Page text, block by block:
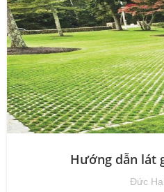
Hướng dẫn lát
Đức